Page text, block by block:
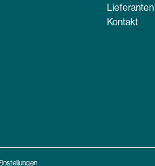
Lieferanten
Kontakt